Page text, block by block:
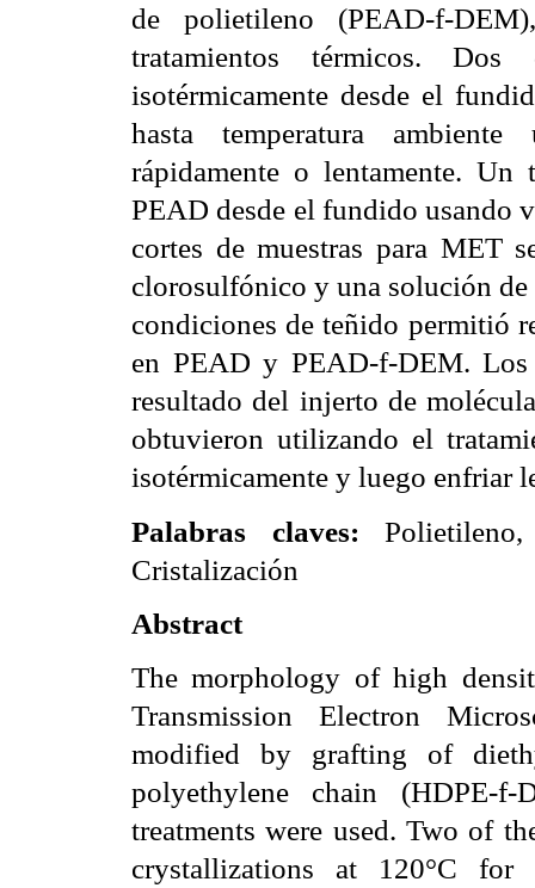
de polietileno (PEAD-f-
tratamientos térmicos.
isotérmicamente desde el
hasta temperatura
rápidamente o lentamente.
PEAD desde el fundido usando
cortes de muestras para MET
clorosulfónico y una solución de
condiciones de teñido permitió
en PEAD y PEAD-f-DEM.
resultado del injerto de
obtuvieron utilizando el
isotérmicamente y luego enfriar
Palabras claves:P
Cristalización
Abstract
The morphology of high
Transmission Electron
modified by grafting of
polyethylene chain (HDPE-
treatments were used. Two of
crystallizations at 120°C